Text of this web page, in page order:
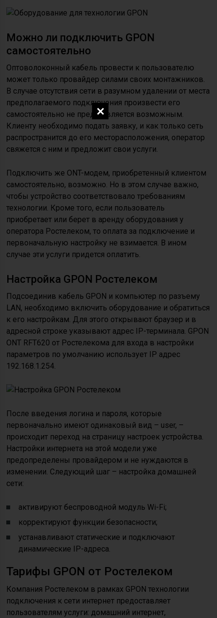
Можно ли подключить GPON
самостоятельно
Оптоволоконный кабель провести к пользователю
может только провайдер силами своих монтажников.
В случае отсутствия сети в разумном удалении от места
предполагаемого подключения произвести его
самостоятельно не представляется возможным.
Клиенту необходимо подать заявку, и как только сеть
распространится до его месторасположения, оператор
свяжется с ним и предложит свои услуги.
Подключить же ONT-модем, приобретенный клиентом
самостоятельно, возможно. Но в этом случае важно,
чтобы устройство соответствовало требованиям
технологии. Кроме того, если пользователь
приобретает или берет в аренду оборудования у
оператора Ростелеком, то оплата за подключение и
первоначальную настройку не взимается. В ином
случае эти услуги придется оплатить.
Настройка GPON Ростелеком
Подсоединив кабель GPON и компьютер по разъему
LAN, необходимо включить оборудование и обратиться
к его настройкам. Для этого открывают браузер и в
адресной строке указывают адрес IP-терминала. GPON
ONT RFT620 от Ростелекома для входа в настройки
параметров по умолчанию использует IP адрес
192.168.1.254.
После введения логина и пароля, которые
первоначально имеют одинаковый вид – user, –
происходит переход на страницу настроек устройства.
Настройки интернета на этой модели уже
предопределены провайдером и не нуждаются в
изменении. Следующий шаг – настройка домашней
сети:
активируют беспроводной модуль Wi-Fi;
корректируют функции безопасности;
устанавливают статические и подключают
динамические IP-адреса.
Тарифы GPON от Ростелеком
Компания Ростелеком в рамках GPON технологии
подключения к сети интернет предоставляет
пользователям услуги: домашний интернет,